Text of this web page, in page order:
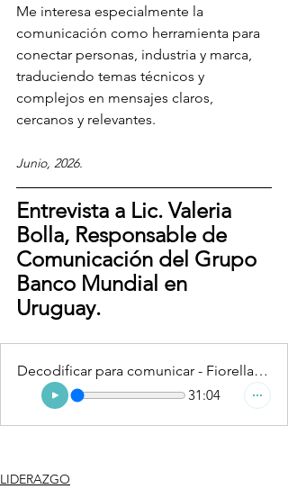
Me interesa especialmente la
comunicación como herramienta para
conectar personas, industria y marca,
traduciendo temas técnicos y
complejos en mensajes claros,
cercanos y relevantes.
Junio, 2026.
Entrevista a Lic. Valeria
Bolla, Responsable de
Comunicación del Grupo
Banco Mundial en
Uruguay.
Decodificar para comunicar - Fiorella Martin (reducido)
31:04
LIDERAZGO